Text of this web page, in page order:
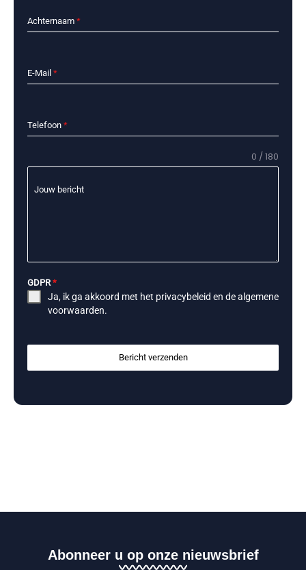
Achternaam *
E-Mail *
Telefoon *
Jouw bericht
0 / 180
GDPR*
Ja, ik ga akkoord met het privacybeleid en dealgemene
voorwaarden.
Bericht verzenden
Abonneer u op onze nieuwsbrief